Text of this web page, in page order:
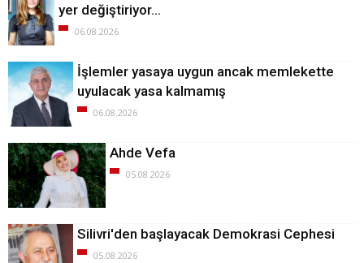
yer değiştiriyor…
06.08.2026
İşlemler yasaya uygun ancak memlekette
uyulacak yasa kalmamış
06.08.2026
Ahde Vefa
05.08.2026
Silivri'den başlayacak Demokrasi Cephesi
05.08.2026